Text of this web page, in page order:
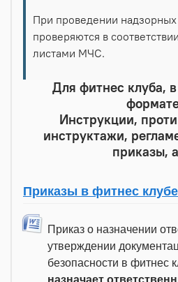
При проведении
проверяются в
листами МЧС.
Для фитнес клуба,
Инструкции,
инструктажи,
приказы,
Приказы в фитнес
Приказ о назначении
утверждении
безопасности в фитнес